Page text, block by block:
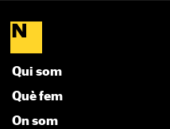
Qui som
Què fem
On som